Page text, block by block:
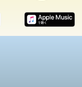
る、この宝石のよ
く毅然とした王子
、新訳。
起こった夫との確
戦とは?書店を舞
第二弾。
のリニューアルを
を一つにした目標
ンメント第三
小説。文豪スタン